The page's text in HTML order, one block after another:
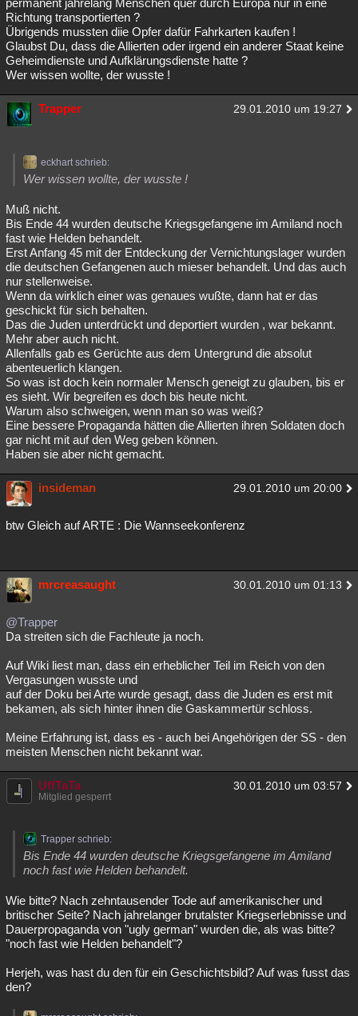
permanent jahrelang Menschen quer durch Europa nur in eine
Richtung transportierten ?
Übrigends mussten diie Opfer dafür Fahrkarten kaufen !
Glaubst Du, dass die Allierten oder irgend ein anderer Staat keine
Geheimdienste und Aufklärungsdienste hatte ?
Wer wissen wollte, der wusste !
Trapper 29.01.2010 um 19:27
eckhart schrieb:
Wer wissen wollte, der wusste !
Muß nicht.
Bis Ende 44 wurden deutsche Kriegsgefangene im Amiland noch
fast wie Helden behandelt.
Erst Anfang 45 mit der Entdeckung der Vernichtungslager wurden
die deutschen Gefangenen auch mieser behandelt. Und das auch
nur stellenweise.
Wenn da wirklich einer was genaues wußte, dann hat er das
geschickt für sich behalten.
Das die Juden unterdrückt und deportiert wurden , war bekannt.
Mehr aber auch nicht.
Allenfalls gab es Gerüchte aus dem Untergrund die absolut
abenteuerlich klangen.
So was ist doch kein normaler Mensch geneigt zu glauben, bis er
es sieht. Wir begreifen es doch bis heute nicht.
Warum also schweigen, wenn man so was weiß?
Eine bessere Propaganda hätten die Allierten ihren Soldaten doch
gar nicht mit auf den Weg geben können.
Haben sie aber nicht gemacht.
insideman 29.01.2010 um 20:00
btw Gleich auf ARTE : Die Wannseekonferenz
mrcreasaught 30.01.2010 um 01:13
@Trapper
Da streiten sich die Fachleute ja noch.
Auf Wiki liest man, dass ein erheblicher Teil im Reich von den
Vergasungen wusste und
auf der Doku bei Arte wurde gesagt, dass die Juden es erst mit
bekamen, als sich hinter ihnen die Gaskammertür schloss.
Meine Erfahrung ist, dass es - auch bei Angehörigen der SS - den
meisten Menschen nicht bekannt war.
UffTaTa 30.01.2010 um 03:57
Mitglied gesperrt
Trapper schrieb:
Bis Ende 44 wurden deutsche Kriegsgefangene im Amiland
noch fast wie Helden behandelt.
Wie bitte? Nach zehntausender Tode auf amerikanischer und
britischer Seite? Nach jahrelanger brutalster Kriegserlebnisse und
Dauerpropaganda von "ugly german" wurden die, als was bitte?
"noch fast wie Helden behandelt"?
Herjeh, was hast du den für ein Geschichtsbild? Auf was fusst das
den?